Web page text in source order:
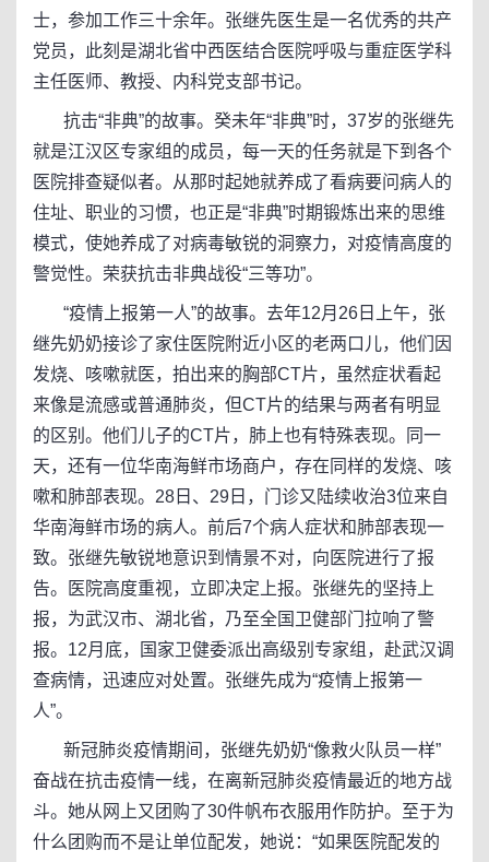
士，参加工作三十余年。张继先医生是一名优秀的共产
党员，此刻是湖北省中西医结合医院呼吸与重症医学科
主任医师、教授、内科党支部书记。
抗击“非典”的故事。癸未年“非典”时，37岁的张继先
就是江汉区专家组的成员，每一天的任务就是下到各个
医院排查疑似者。从那时起她就养成了看病要问病人的
住址、职业的习惯，也正是“非典”时期锻炼出来的思维
模式，使她养成了对病毒敏锐的洞察力，对疫情高度的
警觉性。荣获抗击非典战役“三等功”。
“疫情上报第一人”的故事。去年12月26日上午，张
继先奶奶接诊了家住医院附近小区的老两口儿，他们因
发烧、咳嗽就医，拍出来的胸部CT片，虽然症状看起
来像是流感或普通肺炎，但CT片的结果与两者有明显
的区别。他们儿子的CT片，肺上也有特殊表现。同一
天，还有一位华南海鲜市场商户，存在同样的发烧、咳
嗽和肺部表现。28日、29日，门诊又陆续收治3位来自
华南海鲜市场的病人。前后7个病人症状和肺部表现一
致。张继先敏锐地意识到情景不对，向医院进行了报
告。医院高度重视，立即决定上报。张继先的坚持上
报，为武汉市、湖北省，乃至全国卫健部门拉响了警
报。12月底，国家卫健委派出高级别专家组，赴武汉调
查病情，迅速应对处置。张继先成为“疫情上报第一
人”。
新冠肺炎疫情期间，张继先奶奶“像救火队员一样”
奋战在抗击疫情一线，在离新冠肺炎疫情最近的地方战
斗。她从网上又团购了30件帆布衣服用作防护。至于为
什么团购而不是让单位配发，她说：“如果医院配发的